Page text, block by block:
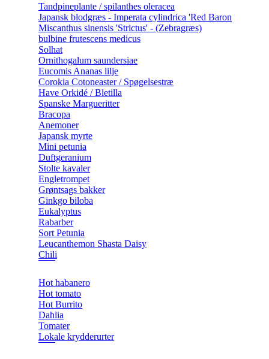
Tandpineplante / spilanthes oleracea
Japansk blodgræs - Imperata cylindrica 'Red Baron
Miscanthus sinensis 'Strictus' - (Zebragræs)
bulbine frutescens medicus
Solhat
Ornithogalum saundersiae
Eucomis Ananas lilje
Corokia Cotoneaster / Spøgelsestræ
Have Orkidé / Bletilla
Spanske Margueritter
Bracopa
Anemoner
Japansk myrte
Mini petunia
Duftgeranium
Stolte kavaler
Engletrompet
Grøntsags bakker
Ginkgo biloba
Eukalyptus
Rabarber
Sort Petunia
Leucanthemon Shasta Daisy
Chili
Hot habanero
Hot tomato
Hot Burrito
Dahlia
Tomater
Lokale krydderurter